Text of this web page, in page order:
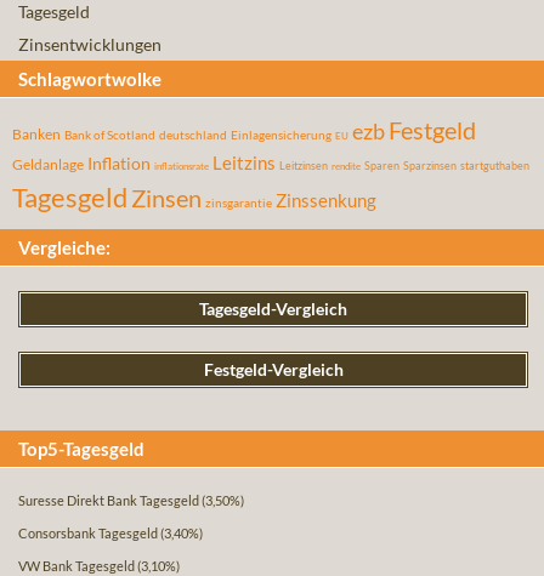
Tagesgeld
Zinsentwicklungen
Schlagwortwolke
Banken Bank of Scotland deutschland Einlagensicherung EU ezbFestgeld
Geldanlage Inflation inflationsrate Leitzins Leitzinsen rendite Sparen Sparzinsen startguthaben
Tagesgeld Zinsen zinsgarantie Zinssenkung
Vergleiche:
Tagesgeld-Vergleich
Festgeld-Vergleich
Top5-Tagesgeld
Suresse Direkt Bank Tagesgeld (3,50%)
Consorsbank Tagesgeld (3,40%)
VW Bank Tagesgeld (3,10%)